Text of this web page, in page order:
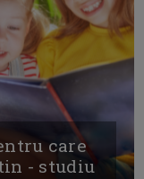
care
- studiu